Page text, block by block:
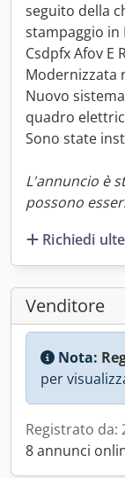
seguito della
stampaggio in
Csdpfx Afov E
Modernizzata
Nuovo
quadro
Sono state
L'annuncio è
possono
Richiedi
Venditore
Nota:
per
Registrato da:
8 annunci